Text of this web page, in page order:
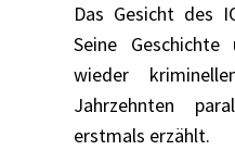
Das Gesicht des
Seine
wieder
Jahrzehnten
erstmals erzählt.